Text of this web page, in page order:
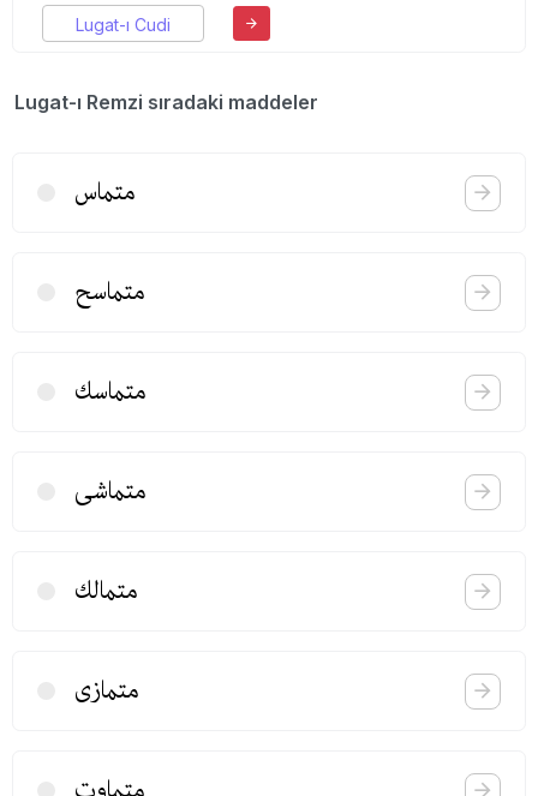
Lugat-ı Cudi
Lugat-ı Remzi sıradaki maddeler
متماس
متماسح
متماسك
متماشی
متمالك
متمازی